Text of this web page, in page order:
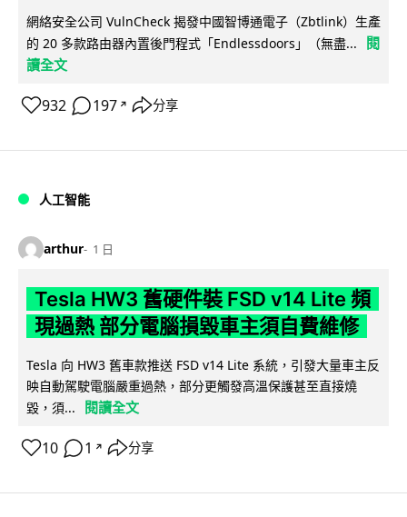
網絡安全公司 VulnCheck 揭發中國智博通電子（Zbtlink）生產
的 20 多款路由器內置後門程式「Endlessdoors」（無盡...
閱
讀全文
932 197 ↗ 分享
人工智能
arthur 1 日
Tesla HW3 舊硬件裝 FSD v14 Lite 頻
現過熱 部分電腦損毀車主須自費維修
Tesla 向 HW3 舊車款推送 FSD v14 Lite 系統，引發大量車主反
映自動駕駛電腦嚴重過熱，部分更觸發高溫保護甚至直接燒
毀，須...
閱讀全文
10 1 ↗ 分享